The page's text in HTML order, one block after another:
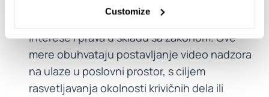
Customize
adekvatno štite i ostvaruju svoje legitimne
interese i prava u skladu sa zakonom. Ove
mere obuhvataju postavljanje video nadzora
na ulaze u poslovni prostor, s ciljem
rasvetljavanja okolnosti krivičnih dela ili